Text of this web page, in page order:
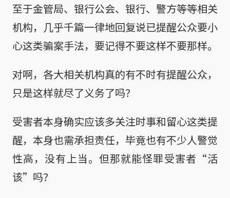
至于金管局、银行公会、银行、警方等等相关
机构，几乎千篇一律地回复说已提醒公众要小
心这类骗案手法，要记得不要这样不要那样。
对啊，各大相关机构真的有不时有提醒公众，
只是这样就尽了义务了吗？
受害者本身确实应该多关注时事和留心这类提
醒，本身也需承担责任，毕竟也有不少人警觉
性高，没有上当。但那就能怪罪受害者“活
该”吗？